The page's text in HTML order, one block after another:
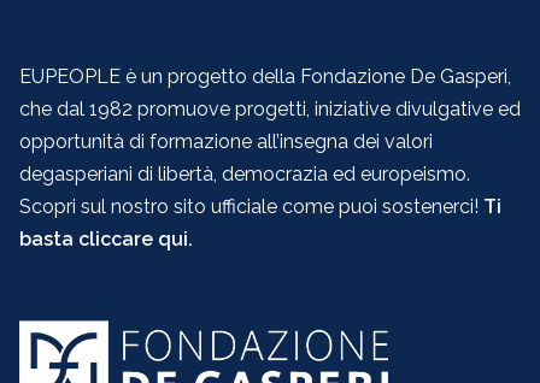
EUPEOPLE è un progetto della Fondazione De Gasperi,
che dal 1982 promuove progetti, iniziative divulgative ed
opportunità di formazione all’insegna dei valori
degasperiani di libertà, democrazia ed europeismo.
Scopri sul nostro sito ufficiale come puoi sostenerci! Ti
basta cliccare qui.